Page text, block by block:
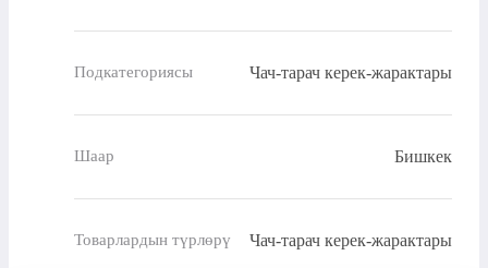
Подкатегориясы Чач-тарач керек-жарактары
Шаар Бишкек
Товарлардын түрлөрү Чач-тарач керек-жарактары